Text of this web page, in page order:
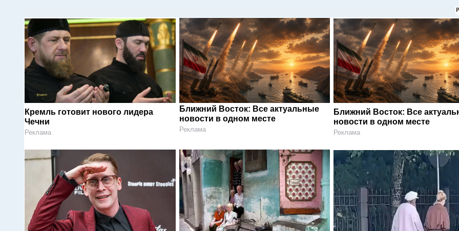
Кремль готовит нового лидера
Чечни
Реклама
Ближний Восток: Все актуальные
новости в одном месте
Реклама
Ближний Восток: Все
новости в одном месте
Реклама